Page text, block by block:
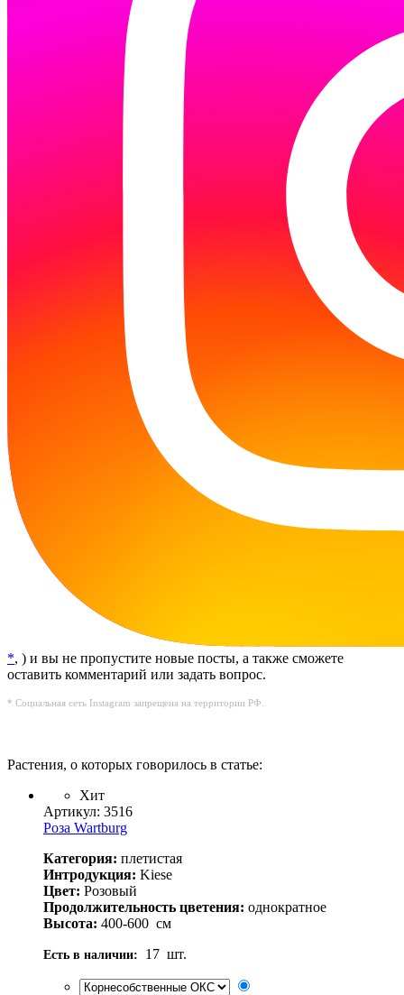
*, ) и вы не пропустите новые посты, а также сможете
оставить комментарий или задать вопрос.
* Социальная сеть Instagram запрещена на территории РФ.
Растения, о которых говорилось в статье:
Хит
Артикул: 3516
Роза Wartburg
Категория: плетистая
Интродукция: Kiese
Цвет: Розовый
Продолжительность цветения: однократное
Высота: 400-600 см
Есть в наличии: 17 шт.